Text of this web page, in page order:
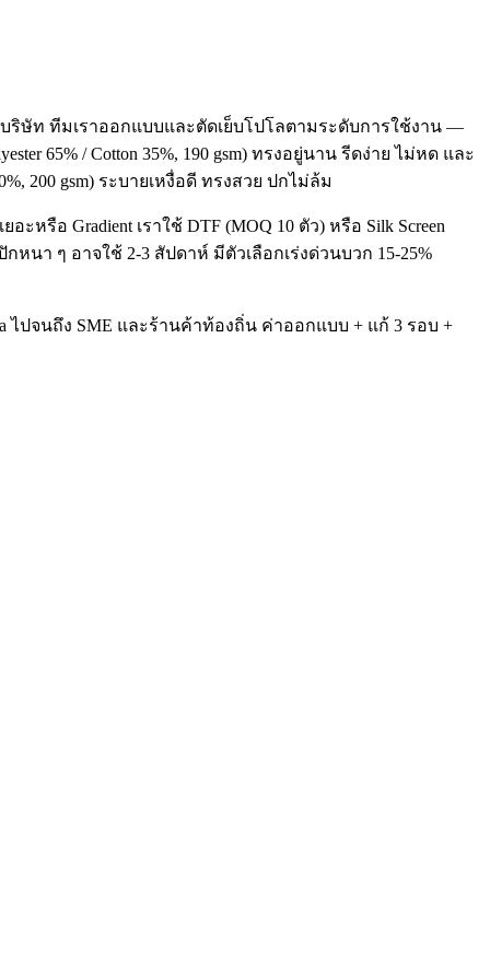
ริษัท ทีมเราออกแบบและตัดเย็บโปโลตามระดับการใช้งาน —
65% / Cotton 35%, 190 gsm) ทรงอยู่นาน รีดง่าย ไม่หด และ
200 gsm) ระบายเหงื่อดี ทรงสวย ปกไม่ล้ม
อ Gradient เราใช้ DTF (MOQ 10 ตัว) หรือ Silk Screen
นา ๆ อาจใช้ 2-3 สัปดาห์ มีตัวเลือกเร่งด่วนบวก 15-25%
ไปจนถึง SME และร้านค้าท้องถิ่น ค่าออกแบบ + แก้ 3 รอบ +